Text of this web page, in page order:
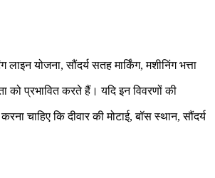
योजना, सौंदर्य सतह मार्किंग, मशीनिंग भत्ता
को प्रभावित करते हैं। यदि इन विवरणों की
चाहिए कि दीवार की मोटाई, बॉस स्थान, सौंदर्य